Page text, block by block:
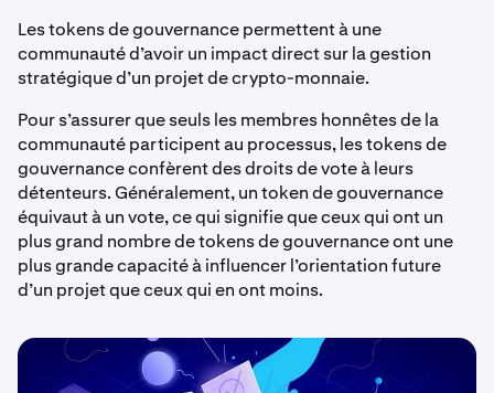
Les tokens de gouvernance permettent à une
communauté d’avoir un impact direct sur la gestion
stratégique d’un projet de crypto-monnaie.
Pour s’assurer que seuls les membres honnêtes de la
communauté participent au processus, les tokens de
gouvernance confèrent des droits de vote à leurs
détenteurs. Généralement, un token de gouvernance
équivaut à un vote, ce qui signifie que ceux qui ont un
plus grand nombre de tokens de gouvernance ont une
plus grande capacité à influencer l’orientation future
d’un projet que ceux qui en ont moins.